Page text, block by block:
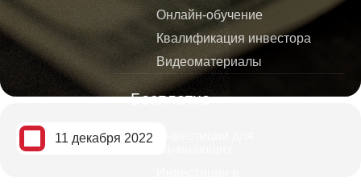
Онлайн-обучение
Квалификация инвестора
Видеоматериалы
Бесплатно
11 декабря 2022